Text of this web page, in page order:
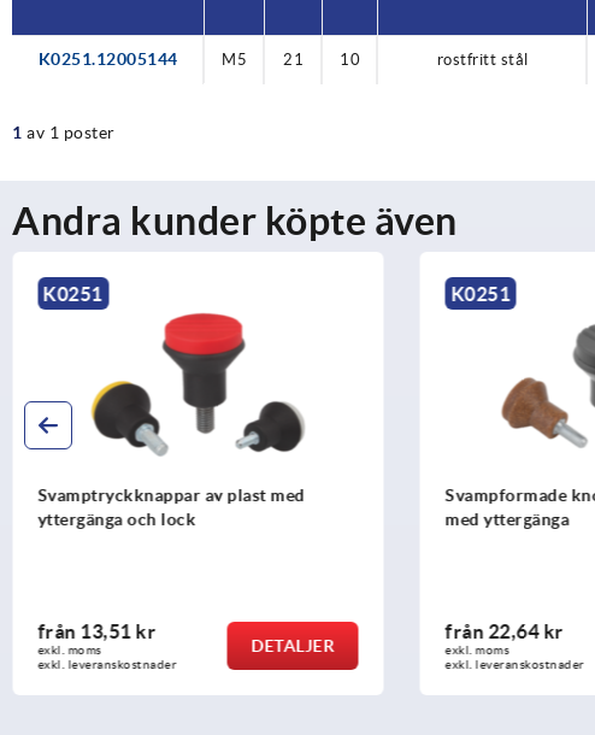
K0251.12005144 M5 21 10 rostfritt stål
1 av 1 poster
Andra kunder köpte även
K0251
Svampformade knoppar biopolymer
med yttergänga
från22,64 kr
exkl. moms
exkl. leveranskostnader
DETALJER
K0251
innergänga och
från 12,24 kr
exkl. moms
exkl. leveranskostnader